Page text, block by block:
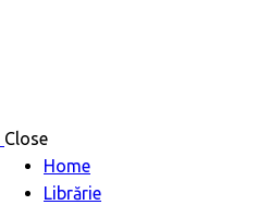
Close
Home
Librărie